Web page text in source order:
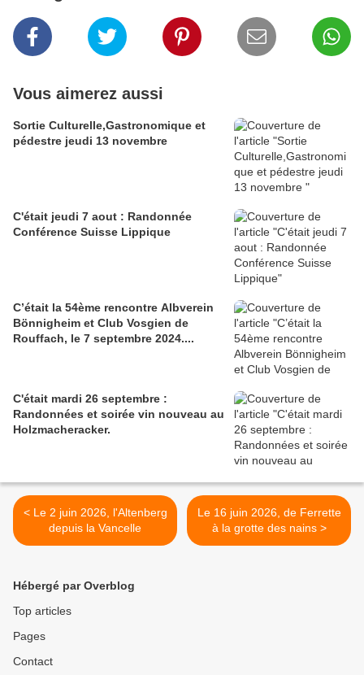
Vous aimerez aussi
Sortie Culturelle,Gastronomique et
pédestre jeudi 13 novembre
C'était jeudi 7 aout : Randonnée
Conférence Suisse Lippique
C’était la 54ème rencontre Albverein
Bönnigheim et Club Vosgien de
Rouffach, le 7 septembre 2024....
C'était mardi 26 septembre :
Randonnées et soirée vin nouveau au
Holzmacheracker.
< Le 2 juin 2026, l'Altenberg
depuis la Vancelle
Le 16 juin 2026, de Ferrette
à la grotte des nains >
Hébergé par Overblog
Top articles
Pages
Contact